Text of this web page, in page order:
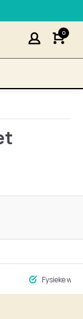
0
Fysieke